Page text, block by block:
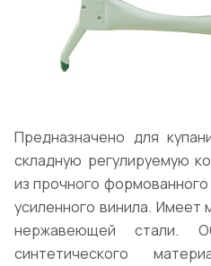
Предназначено для
складную регулируемую
из прочного
усиленного винила. Имеет
нержавеющей стали.
синтетического